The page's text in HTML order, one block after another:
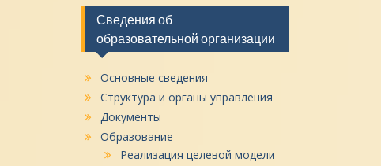
Сведения об
образовательной организации
Основные сведения
Структура и органы управления
Документы
Образование
Реализация целевой модели